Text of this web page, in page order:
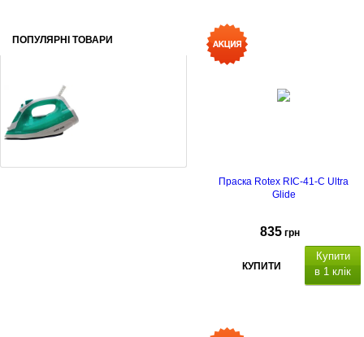
ПОПУЛЯРНІ ТОВАРИ
Праска Rotex RIC-41-C Ultra
Glide
835 грн
КУПИТИ
Купити
в 1 клік